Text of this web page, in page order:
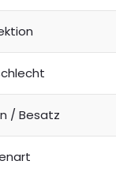
/ Besatz